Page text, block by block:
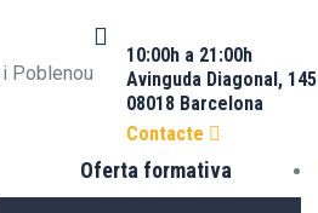
Poblenou
10:00h a 21:00h
Avinguda Diagonal, 145
08018 Barcelona
Contacte
Oferta formativa